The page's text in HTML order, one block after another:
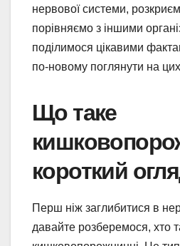
нервової системи,
порівняємо з іншими
поділимося цікавими
по-новому поглянути на цих
Що таке
короткий
Перш ніж заглибитися в
давайте розберемося, хто